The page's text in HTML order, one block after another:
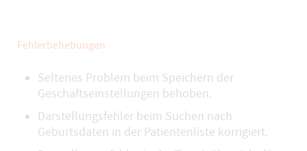
Fehlerbehebungen
Seltenes Problem beim Speichern der
Geschäftseinstellungen behoben.
Darstellungsfehler beim Suchen nach
Geburtsdaten in der Patientenliste korrigiert.